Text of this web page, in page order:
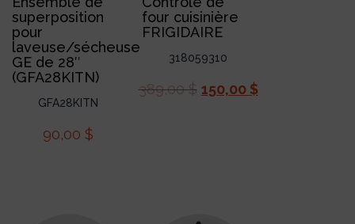
superposition
pour
laveuse/sécheuse
GE de 28″
(GFA28KITN)
GFA28KITN
90,00 $
four cuisinière
FRIGIDAIRE
318059310
389,00$ 150,00 $